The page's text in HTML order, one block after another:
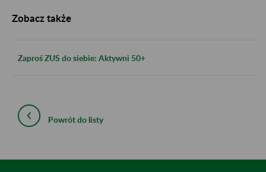
Zobacz także
Zaproś ZUS do siebie: Aktywni 50+
Powrót do listy